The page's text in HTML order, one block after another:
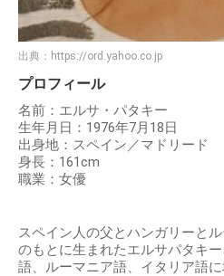
出典： https://ord.yahoo.co.jp
プロフィール
名前：エルサ・パタキー
生年月日：1976年7月18日
出身地：スペイン／マドリード
身長：161cm
職業：女優
スペイン人の父とハンガリーと
のもとに生まれたエルサパタキ
語、ルーマニア語、イタリア語に